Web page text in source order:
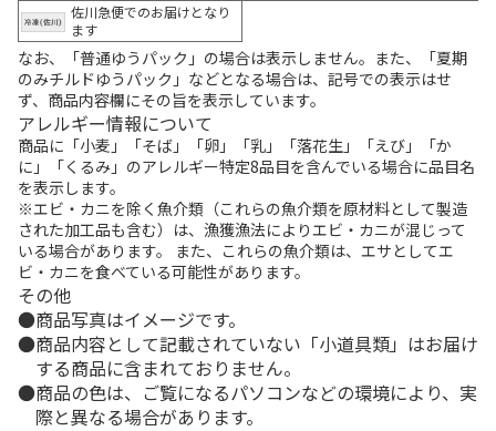
佐川急便でのお届けとなり
ます
なお、「普通ゆうパック」の場合は表示しません。また、「夏期
のみチルドゆうパック」などとなる場合は、記号での表示はせ
ず、商品内容欄にその旨を表示しています。
アレルギー情報について
商品に「小麦」「そば」「卵」「乳」「落花生」「えび」「か
に」「くるみ」のアレルギー特定8品目を含んでいる場合に品目名
を表示します。
※エビ・カニを除く魚介類（これらの魚介類を原材料として製造
された加工品も含む）は、漁獲漁法によりエビ・カニが混じって
いる場合があります。 また、これらの魚介類は、エサとしてエ
ビ・カニを食べている可能性があります。
その他
商品写真はイメージです。
商品内容として記載されていない「小道具類」はお届け
する商品に含まれておりません。
商品の色は、ご覧になるパソコンなどの環境により、実
際と異なる場合があります。